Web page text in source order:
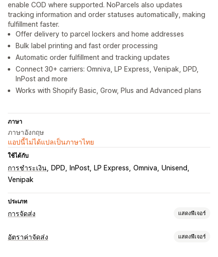
enable COD where supported. NoParcels also updates
tracking information and order statuses automatically, making
fulfillment faster.
Offer delivery to parcel lockers and home addresses
Bulk label printing and fast order processing
Automatic order fulfillment and tracking updates
Connect 30+ carriers: Omniva, LP Express, Venipak, DPD,
InPost and more
Works with Shopify Basic, Grow, Plus and Advanced plans
ภาษา
ภาษาอังกฤษ
แอปนี้ไม่ได้แปลเป็นภาษาไทย
ใช้ได้กับ
การชำระเงิน DPD InPost LP Express Omniva Unisend
Venipak
ประเภท
การจัดส่ง แสดงฟีเจอร์
ป้ายกำกับและบรรจุภัณฑ์
อัตราค่าจัดส่ง แสดงฟีเจอร์